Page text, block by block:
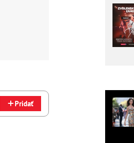
Pridať